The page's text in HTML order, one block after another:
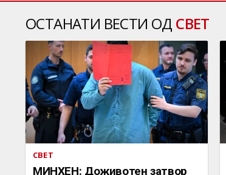
ОСТАНАТИ ВЕСТИ ОД СВЕТ
СВЕТ
МИНХЕН: Доживотен затвор